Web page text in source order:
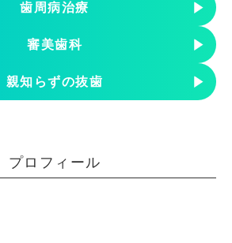
歯周病治療
審美歯科
親知らずの抜歯
プロフィール